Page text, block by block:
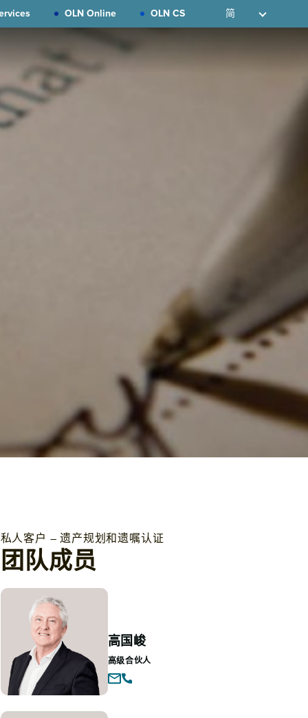
OLN Online OLN CS 简
私人客户 – 遗产规划和遗嘱认证
团队成员
高国峻
高级合伙人